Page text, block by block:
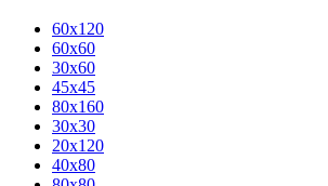
60x120
60x60
30x60
45x45
80x160
30x30
20x120
40x80